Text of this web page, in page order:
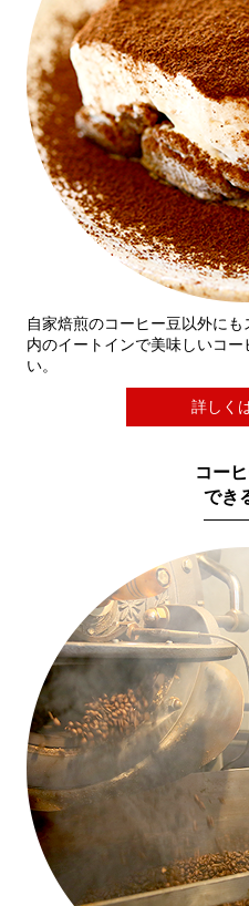
自家焙煎のコーヒー豆以外に
内のイートインで美味しいコ
い。
詳しく
コー
でき